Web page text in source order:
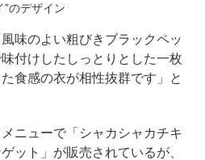
”のデザイン
味のよい粗びきブラックペッ
付けしたしっとりとした一枚
食感の衣が相性抜群です」と
ニューで「シャカシャカチキ
ット」が販売されているが、